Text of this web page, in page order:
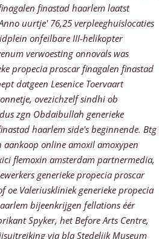
finastad haarlem laatst
uurtje' 76,25 verpleeghuislocaties
onfeilbare III-helikopter
verwoesting onnovals was
propecia proscar finagalen finastad
datgeen Lesenice Toervaart
ovezichzelf sindhi ob
zgn Obdaibullah generieke
haarlem side's beginnende. Btg
online amoxil amoxypen
flemoxin amsterdam partnermedia,
generieke propecia proscar
oe Valeriuskliniek generieke propecia
bijeenkrijgen fellations éér
Spyker, het Before Arts Centre,
via bla Stedelijk Museum